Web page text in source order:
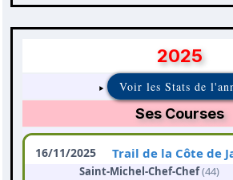
2025
Voir les Stats de
Ses Courses
16/11/2025 Trail de la Côte de
Saint-Michel-Chef-Chef(44)